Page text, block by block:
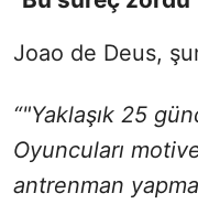
Joao de Deus,
“"Yaklaşık 25
Oyuncuları
antrenman